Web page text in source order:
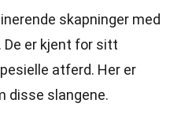
skapninger med
De er kjent for sitt
atferd. Her er
disse slangene.